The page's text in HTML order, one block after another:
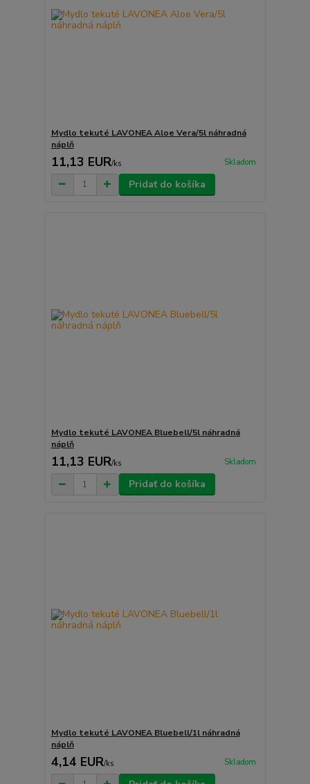
Mydlo tekuté LAVONEA Aloe Vera/5l náhradná
náplň
11,13 EUR/ks Skladom
Pridať do košíka
Mydlo tekuté LAVONEA Bluebell/5l náhradná
náplň
11,13 EUR/ks Skladom
Pridať do košíka
Mydlo tekuté LAVONEA Bluebell/1l náhradná
náplň
4,14 EUR/ks Skladom